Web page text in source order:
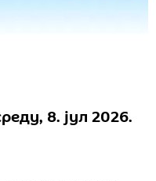
8. јул 2026.